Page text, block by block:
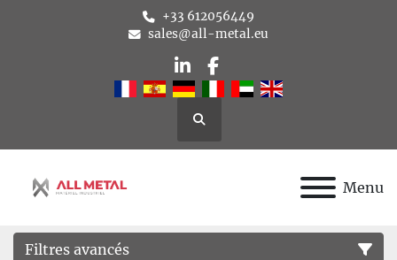
+33 612056449
sales@all-metal.eu
linkedin
facebook
Rechercher
Menu
Filtres avancés